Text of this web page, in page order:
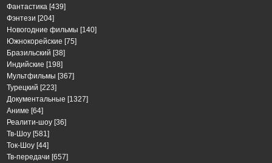
Фантастика [439]
Фэнтези [204]
Новогодние фильмы [140]
Южнокорейские [75]
Бразильский [38]
Индийские [198]
Мультфильмы [367]
Турецкий [223]
Документальные [1327]
Аниме [64]
Реалити-шоу [36]
Тв-Шоу [581]
Ток-Шоу [44]
Тв-передачи [657]